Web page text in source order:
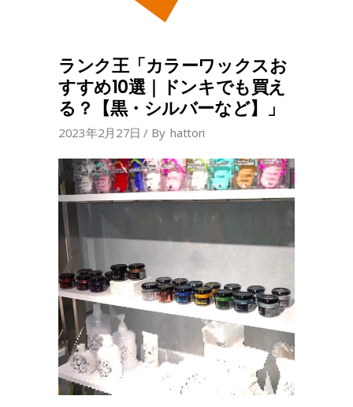
ランク王「カラーワックスお
すすめ10選｜ドンキでも買え
る？【黒・シルバーなど】」
2023年2月27日 By hattori